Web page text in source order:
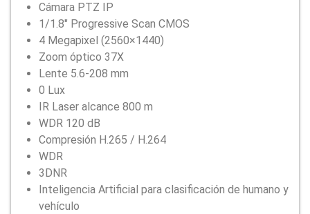
Cámara PTZ IP
1/1.8″ Progressive Scan CMOS
4 Megapixel (2560×1440)
Zoom óptico 37X
Lente 5.6-208 mm
0 Lux
IR Laser alcance 800 m
WDR 120 dB
Compresión H.265 / H.264
WDR
3DNR
Inteligencia Artificial para clasificación de humano y
vehículo